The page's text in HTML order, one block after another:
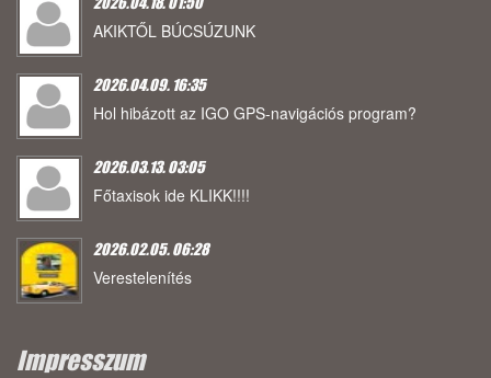
AKIKTŐL BÚCSÚZUNK
2026.04.09. 16:35
Hol hibázott az IGO GPS-navigációs program?
2026.03.13. 03:05
Főtaxisok ide KLIKK!!!!
2026.02.05. 06:28
Verestelenítés
Impresszum